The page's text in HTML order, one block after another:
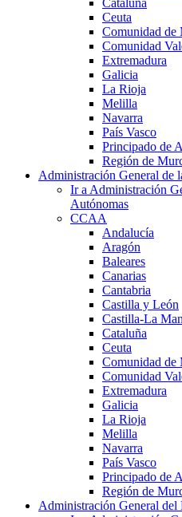
Ceuta
Comunidad de
Comunidad
Extremadura
Galicia
La Rioja
Melilla
Navarra
País Vasco
Principado de
Región de
Administración General de
Ir a Administración
Autónomas
CCAA
Andalucía
Aragón
Baleares
Canarias
Cantabria
Castilla y León
Castilla-La
Cataluña
Ceuta
Comunidad de
Comunidad
Extremadura
Galicia
La Rioja
Melilla
Navarra
País Vasco
Principado de
Región de
Administración General del